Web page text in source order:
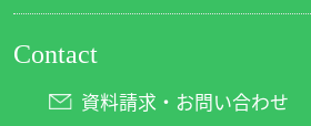
Contact
資料請求・お問い合わせ